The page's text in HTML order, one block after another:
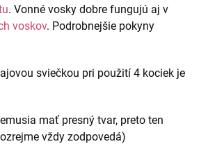
. Vonné vosky dobre fungujú aj v
voskov. Podrobnejšie pokyny
sviečkou pri použití 4 kociek je
mať presný tvar, preto ten
vždy zodpovedá)